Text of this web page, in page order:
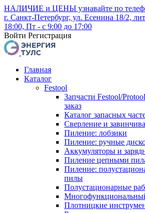
НАЛИЧИЕ и ЦЕНЫ узнавайте по
г. Санкт-Петербург, ул. Есенина 18/2,
18:00, Пт - с 9:00 до 17:00
Войти Регистрация
Главная
Каталог
Festool
Запчасти Festool/
заказ
Каталог запасных
Сверление и
Пиление: лобзики
Пиление: ручные
Аккумуляторы и
Пиление цепными
Пиление:
пилы
Полустационарные
Плотницкие